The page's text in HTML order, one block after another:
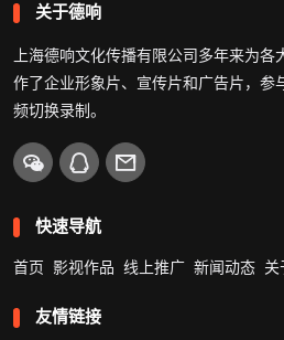
关于德响
上海德响文化传播有限公司多年来为各
作了企业形象片、宣传片和广告片，参
频切换录制。
快速导航
首页 影视作品 线上推广 新闻动态 关
友情链接